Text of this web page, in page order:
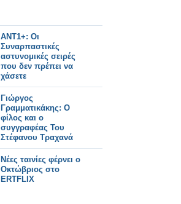
ΑΝΤ1+: Οι
Συναρπαστικές
αστυνομικές σειρές
που δεν πρέπει να
χάσετε
Γιώργος
Γραμματικάκης: Ο
φίλος και ο
συγγραφέας Του
Στέφανου Τραχανά
Νέες ταινίες φέρνει ο
Οκτώβριος στο
ERTFLIX